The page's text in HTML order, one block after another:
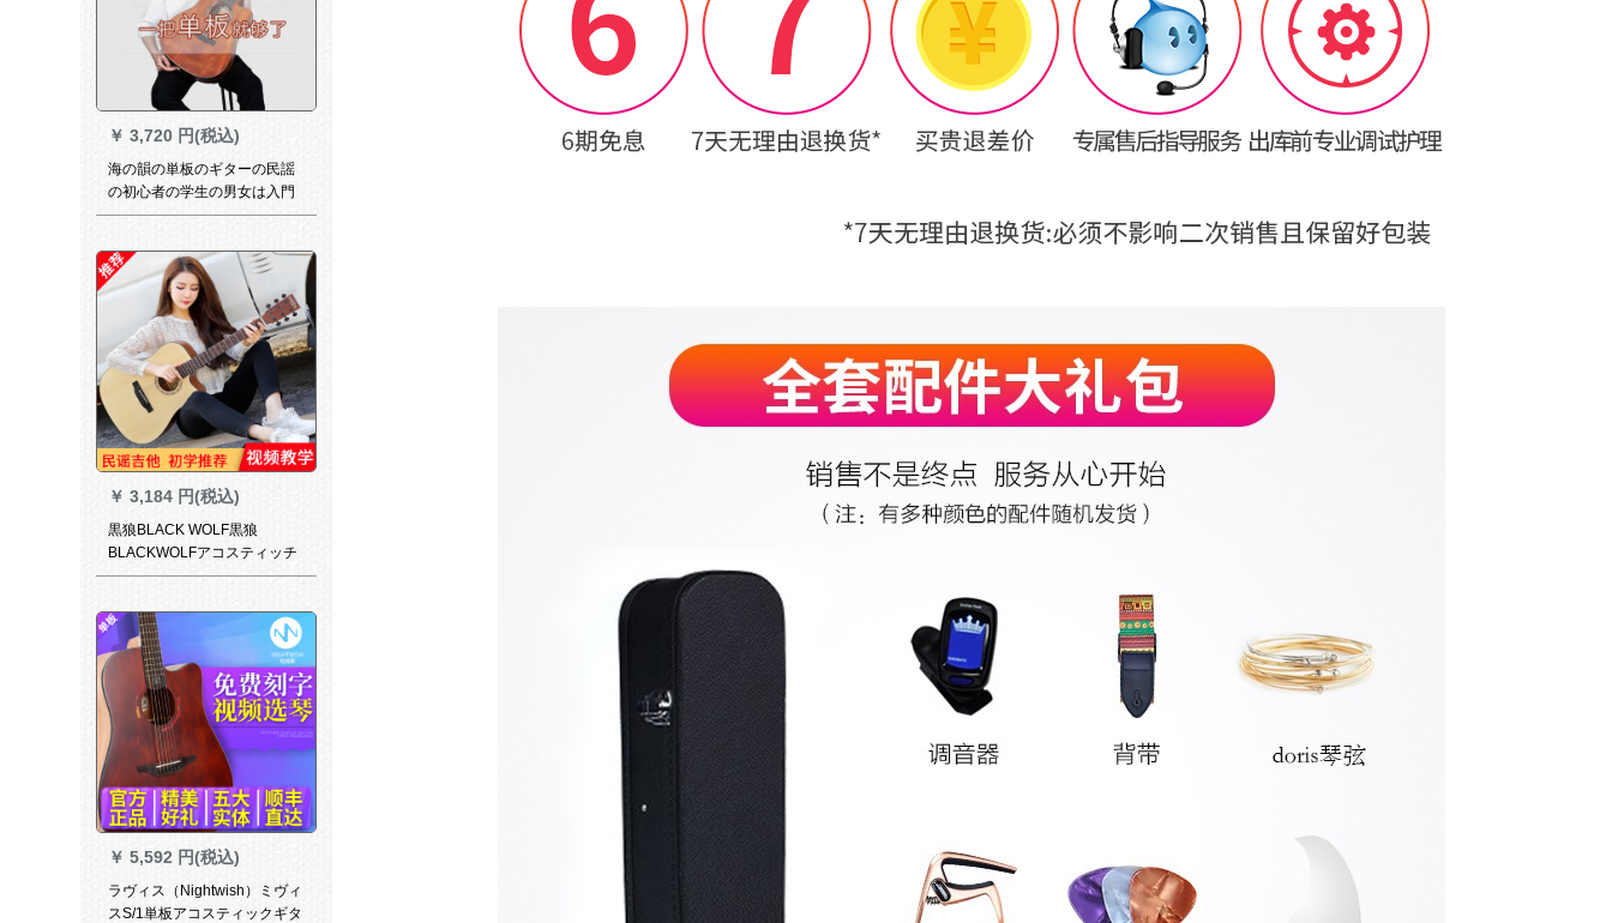
￥ 3,720 円(税込)
海の韻の単板のギターの民謡
の初心者の学生の男女は入門
して段階の演奏のギターを演
￥ 3,184 円(税込)
黒狼BLACK WOLF黒狼
BLACKWOLFアコスティッチ
40寸41型ビギナー楽器木吉41
￥ 5,592 円(税込)
ラヴィス（Nightwish）ミヴィ
スS/1単板アコスティックギタ